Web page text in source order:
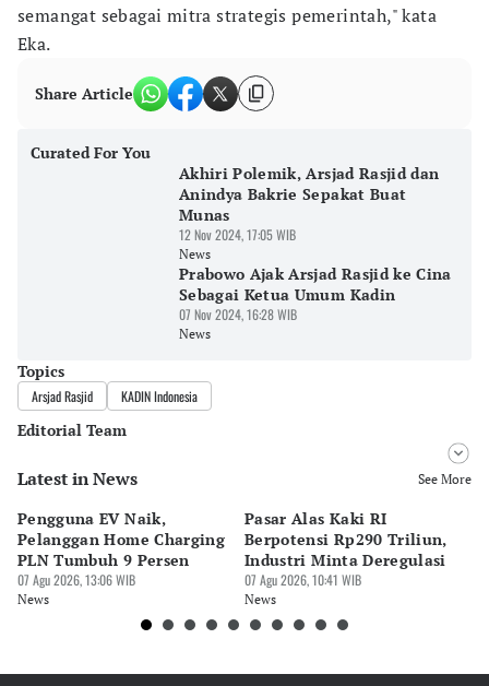
semangat sebagai mitra strategis pemerintah," kata
Eka.
Share Article
Curated For You
Akhiri Polemik, Arsjad Rasjid dan
Anindya Bakrie Sepakat Buat
Munas
12 Nov 2024, 17:05 WIB
News
Prabowo Ajak Arsjad Rasjid ke Cina
Sebagai Ketua Umum Kadin
07 Nov 2024, 16:28 WIB
News
Topics
Arsjad Rasjid KADIN Indonesia
Editorial Team
Editor
Editor
Hendra Friana
Latest in News See More
Pengguna EV Naik,
Pelanggan Home Charging
PLN Tumbuh 9 Persen
07 Agu 2026, 13:06 WIB
News
Pasar Alas Kaki RI
Berpotensi Rp290 Triliun,
Industri Minta Deregulasi
07 Agu 2026, 10:41 WIB
News